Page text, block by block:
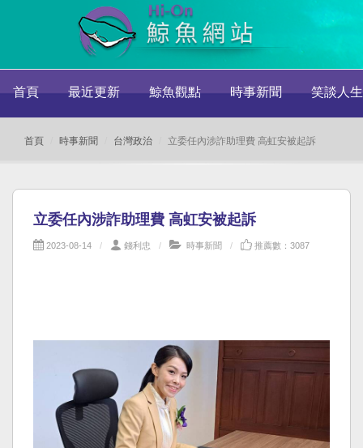
首頁 最近更新 鯨魚觀點 時事新聞 笑談人生
首頁 時事新聞 台灣政治 立委任內涉詐助理費 高虹安被起訴
立委任內涉詐助理費 高虹安被起訴
2023-08-14 錢利忠 時事新聞 推薦數：3087